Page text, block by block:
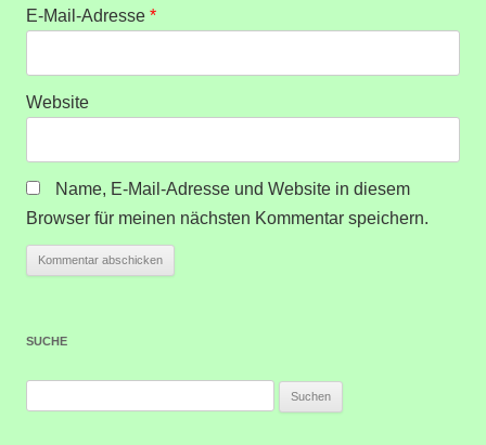
E-Mail-Adresse *
Website
Name, E-Mail-Adresse und Website in diesem
Browser für meinen nächsten Kommentar speichern.
SUCHE
nach: